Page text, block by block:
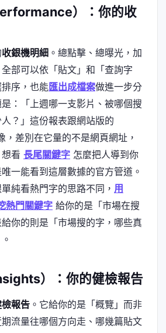
）：你的收
收銀機明細 。總點擊、總曝光，加
部可以依「貼文」和「查詢字
序，也能匯出成檔案做進一步分
：「上週哪一支影片、被哪個搜
？」這份報表跟網站版的
差別在它量的不是網頁網址，
想看 長尾關鍵字 怎麼把人導到你
一能看到這層數據的官方管道。
純看熱門字的思路不同， 用
熱門關鍵字 給你的是「市場在搜
你的則是「市場搜的字，哪些真
）：你的健檢報告
報告 。它給你的是「概覽」而非
期流量往哪個方向走、哪幾篇貼文